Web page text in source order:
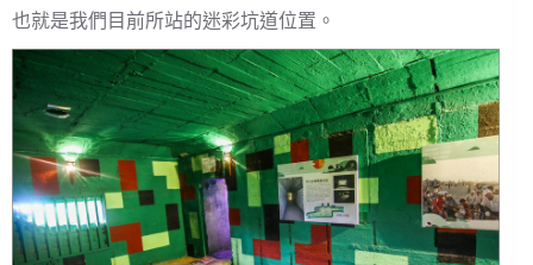
也就是我們目前所站的迷彩坑道位置。